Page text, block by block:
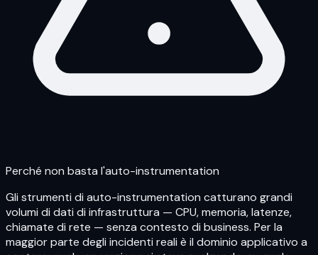
Perché non basta l'auto-instrumentation
Gli strumenti di auto-instrumentation catturano grandi
volumi di dati di infrastruttura — CPU, memoria, latenze,
chiamate di rete — senza contesto di business. Per la
maggior parte degli incidenti reali è il dominio applicativo a